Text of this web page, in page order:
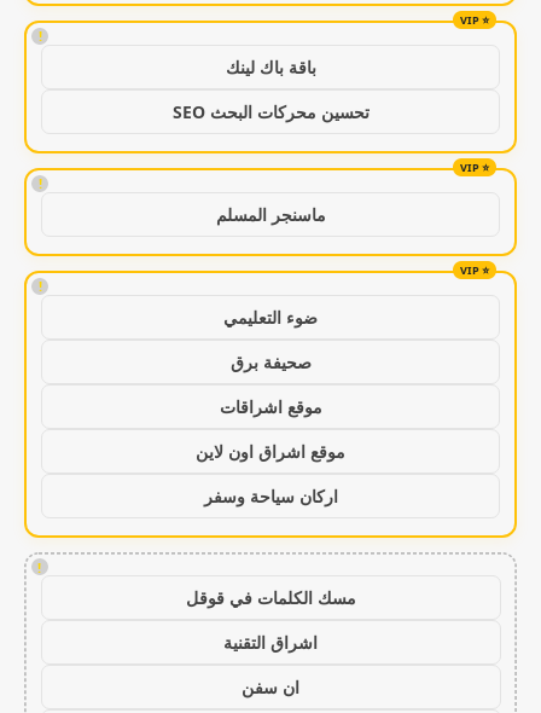
!
باقة باك لينك
تحسين محركات البحث SEO
!
ماسنجر المسلم
!
ضوء التعليمي
صحيفة برق
موقع اشراقات
موقع اشراق اون لاين
اركان سياحة وسفر
!
مسك الكلمات في قوقل
اشراق التقنية
ان سفن